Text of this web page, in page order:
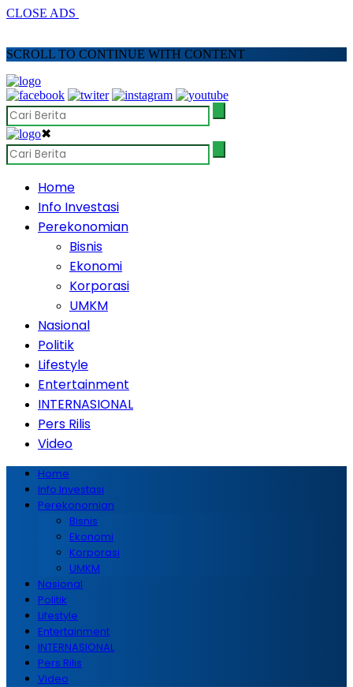
CLOSE ADS
SCROLL TO CONTINUE WITH CONTENT
✖
Home
Info Investasi
Perekonomian
Bisnis
Ekonomi
Korporasi
UMKM
Nasional
Politik
Lifestyle
Entertainment
INTERNASIONAL
Pers Rilis
Video
Home
Info Investasi
Perekonomian
Bisnis
Ekonomi
Korporasi
UMKM
Nasional
Politik
Lifestyle
Entertainment
INTERNASIONAL
Pers Rilis
Video